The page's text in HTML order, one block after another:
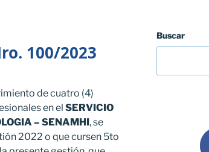
100/2023
de cuatro (4)
en el SERVICIO
– SENAMHI, se
2022 o que cursen 5to
Buscar